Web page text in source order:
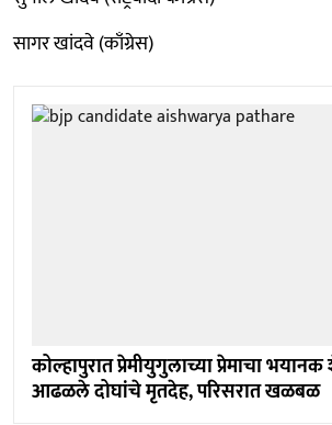
सागर खांदवे (काँग्रेस)
कोल्हापुरात प्रेमीयुगुलाच्या प्रेमाचा
आढळले दोघांचे मृतदेह, परिसरात खळबळ